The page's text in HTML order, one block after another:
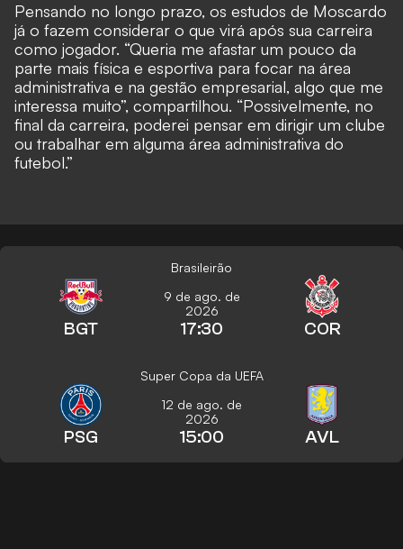
Pensando no longo prazo, os estudos de Moscardo
já o fazem considerar o que virá após sua carreira
como jogador. “Queria me afastar um pouco da
parte mais física e esportiva para focar na área
administrativa e na gestão empresarial, algo que me
interessa muito”, compartilhou. “Possivelmente, no
final da carreira, poderei pensar em dirigir um clube
ou trabalhar em alguma área administrativa do
futebol.”
Brasileirão
BGT
9 de ago. de
2026
17:30 COR
Super Copa da UEFA
PSG
12 de ago. de
2026
15:00 AVL